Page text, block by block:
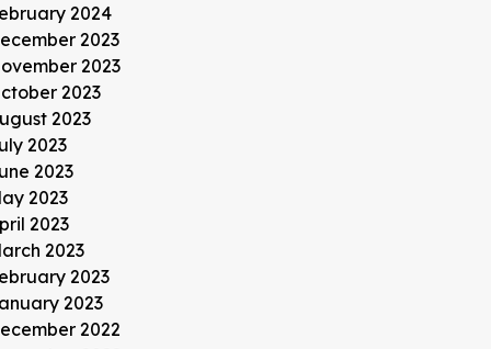
2024
2023
2023
2023
2023
2023
2023
2023
2023
2023
2023
2023
2022